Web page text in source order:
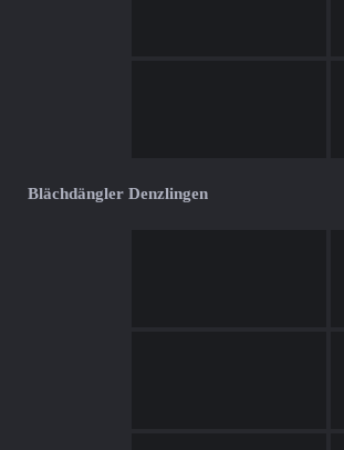
Blächdängler Denzlingen